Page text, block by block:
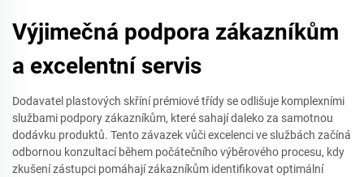
Výjimečná podpora zákazníkům
a excelentní servis
Dodavatel plastových skříní prémiové třídy se odlišuje komplexními
službami podpory zákazníkům, které sahají daleko za samotnou
dodávku produktů. Tento závazek vůči excelenci ve službách začíná
odbornou konzultací během počátečního výběrového procesu, kdy
zkušení zástupci pomáhají zákazníkům identifikovat optimální